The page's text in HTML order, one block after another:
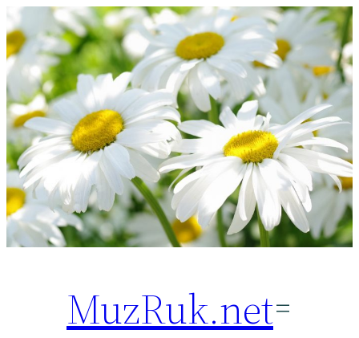
Перейти
к
содержимому
MuzRuk.net